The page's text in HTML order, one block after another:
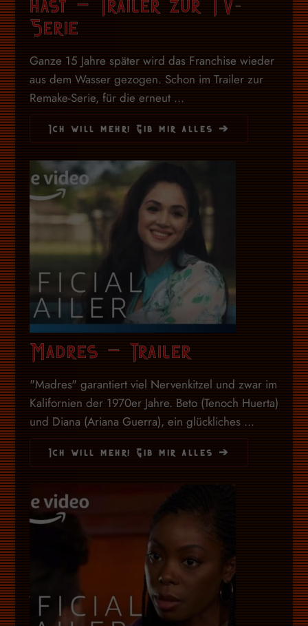
Serie
Ganze 15 Jahre später wird das Franchise wieder
aus dem Wasser gezogen. Schon im Trailer zur
Remake-Serie, für die erneut ...
Ich will mehr! Gib mir alles ➔
Madres – Trailer
"Madres" garantiert viel Nervenkitzel und zwar im
Kalifornien der 1970er Jahre. Beto (Tenoch Huerta)
und Diana (Ariana Guerra), ein glückliches ...
Ich will mehr! Gib mir alles ➔